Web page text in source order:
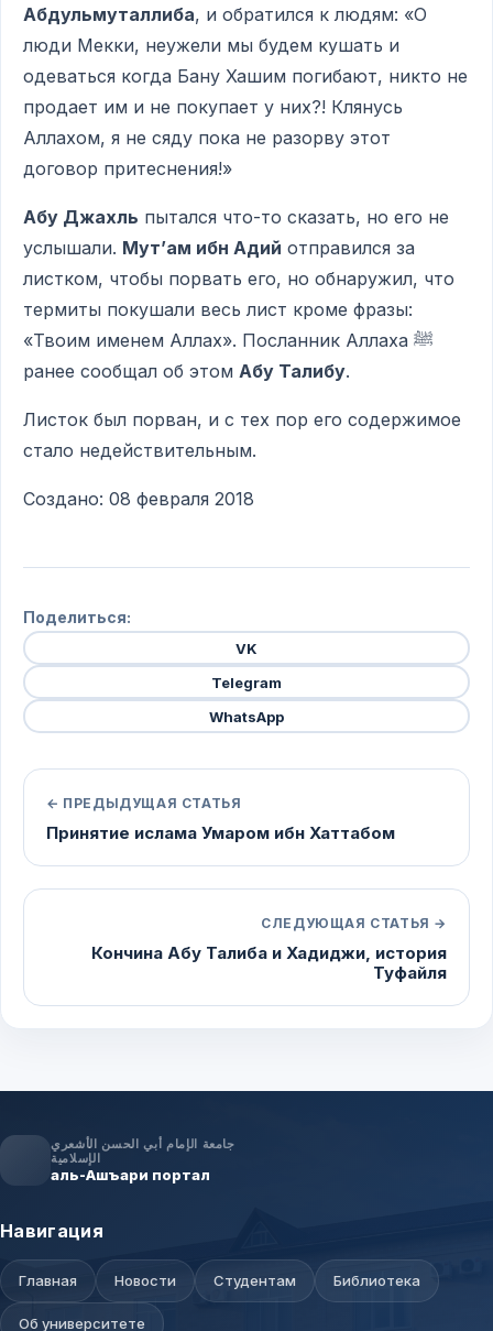
Абдульмуталлиба, и обратился к людям: «О
люди Мекки, неужели мы будем кушать и
одеваться когда Бану Хашим погибают, никто не
продает им и не покупает у них?! Клянусь
Аллахом, я не сяду пока не разорву этот
договор притеснения!»
Абу Джахль пытался что-то сказать, но его не
услышали. Мут’ам ибн Адий отправился за
листком, чтобы порвать его, но обнаружил, что
термиты покушали весь лист кроме фразы:
«Твоим именем Аллах». Посланник Аллаха ﷺ
ранее сообщал об этом Абу Талибу.
Листок был порван, и с тех пор его содержимое
стало недействительным.
Создано: 08 февраля 2018
Поделиться:
VK
Telegram
WhatsApp
← ПРЕДЫДУЩАЯ СТАТЬЯ
Принятие ислама Умаром ибн Хаттабом
СЛЕДУЮЩАЯ СТАТЬЯ →
Кончина Абу Талиба и Хадиджи, история
Туфайля
جامعة الإمام أبي الحسن الأشعري
الإسلامية
аль-Ашъари портал
Навигация
Главная Новости Студентам Библиотека
Об университете